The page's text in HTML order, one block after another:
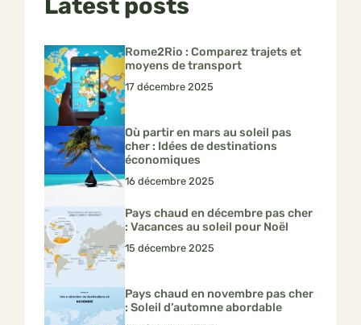
Latest posts
Rome2Rio : Comparez trajets et
moyens de transport
17 décembre 2025
Où partir en mars au soleil pas
cher : Idées de destinations
économiques
16 décembre 2025
Pays chaud en décembre pas cher
: Vacances au soleil pour Noël
15 décembre 2025
Pays chaud en novembre pas cher
: Soleil d’automne abordable